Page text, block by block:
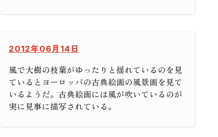
2012年06月14日
風で大樹の枝葉がゆったりと揺れているのを見
ているとヨーロッパの古典絵画の風景画を見て
いるようだ。古典絵画には風が吹いているのが
実に見事に描写されている。